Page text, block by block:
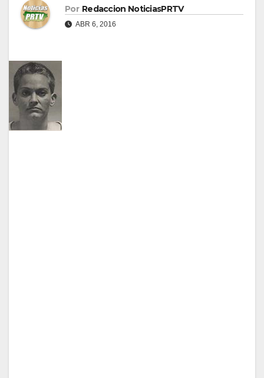
Por Redaccion NoticiasPRTV
ABR 6, 2016